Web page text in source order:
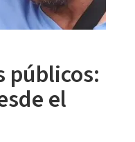
públicos:
el